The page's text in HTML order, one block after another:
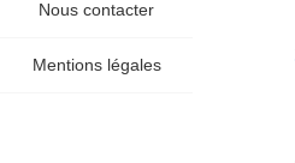
Nous contacter
Mentions légales